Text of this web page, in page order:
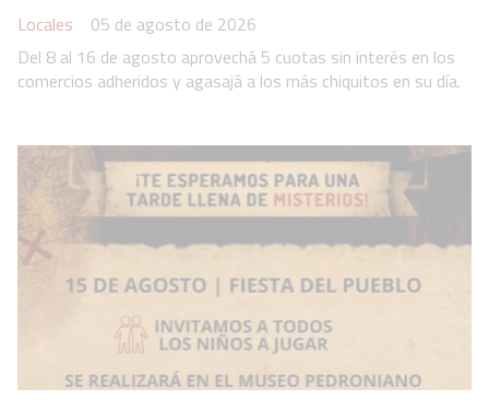
Locales
05 de agosto de 2026
Del 8 al 16 de agosto aprovechá 5 cuotas sin interés en los
comercios adheridos y agasajá a los más chiquitos en su día.